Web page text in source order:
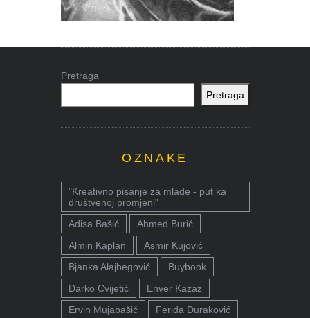
Pretraga
Pretraga
OZNAKE
"Kreativno pisanje za mlade - put ka
društvenoj promjeni"
Adisa Bašić
Ahmed Burić
Almin Kaplan
Asmir Kujović
Bjanka Alajbegović
Buybook
Darko Cvijetić
Enver Kazaz
Ervin Mujabašić
Ferida Duraković